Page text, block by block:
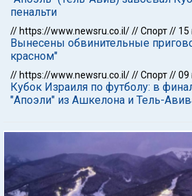
пенальти
// https://www.newsru.co.il///Спорт// 15
Вынесены обвинительные
красном"
// https://www.newsru.co.il///Спорт//09
Кубок Израиля по футболу: в
"Апоэли" из Ашкелона и Тель-